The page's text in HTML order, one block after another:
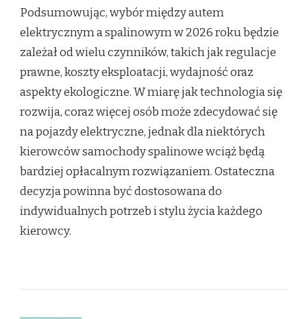
Podsumowując, wybór między autem
elektrycznym a spalinowym w 2026 roku będzie
zależał od wielu czynników, takich jak regulacje
prawne, koszty eksploatacji, wydajność oraz
aspekty ekologiczne. W miarę jak technologia się
rozwija, coraz więcej osób może zdecydować się
na pojazdy elektryczne, jednak dla niektórych
kierowców samochody spalinowe wciąż będą
bardziej opłacalnym rozwiązaniem. Ostateczna
decyzja powinna być dostosowana do
indywidualnych potrzeb i stylu życia każdego
kierowcy.